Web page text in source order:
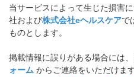
当サービスによって生じた損害
社および株式会社eヘルスケアで
ものとします。
掲載情報に誤りがある場合には
ォーム からご連絡をいただけま